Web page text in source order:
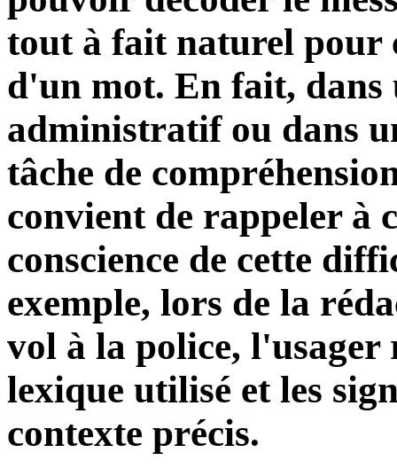
tout à fait naturel pour
d'un mot. En fait, dans
administratif ou dans
tâche de
convient de rappeler à
conscience de cette
exemple, lors de la
vol à la police, l'usager
lexique utilisé et les
contexte précis.